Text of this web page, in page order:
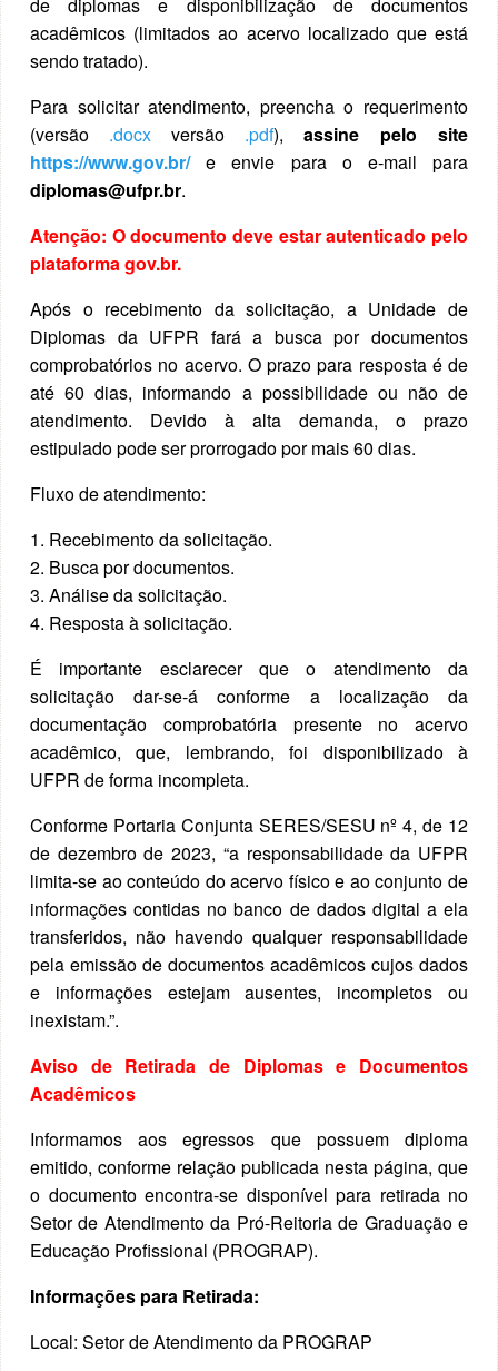
acadêmicos (limitados ao acervo localizado que está
sendo tratado).
Para solicitar atendimento, preencha o requerimento
(versão .docx versão .pdf), assine pelo site
https://www.gov.br/e envie para o e-mail para
diplomas@ufpr.br.
Atenção: O documento deve estar autenticado pelo
plataforma gov.br.
Após o recebimento da solicitação, a Unidade de
Diplomas da UFPR fará a busca por documentos
comprobatórios no acervo. O prazo para resposta é de
até 60 dias, informando a possibilidade ou não de
atendimento. Devido à alta demanda, o prazo
estipulado pode ser prorrogado por mais 60 dias.
Fluxo de atendimento:
1. Recebimento da solicitação.
2. Busca por documentos.
3. Análise da solicitação.
4. Resposta à solicitação.
É importante esclarecer que o atendimento da
solicitação dar-se-á conforme a localização da
documentação comprobatória presente no acervo
acadêmico, que, lembrando, foi disponibilizado à
UFPR de forma incompleta.
Conforme Portaria Conjunta SERES/SESU nº 4, de 12
de dezembro de 2023, “a responsabilidade da UFPR
limita-se ao conteúdo do acervo físico e ao conjunto de
informações contidas no banco de dados digital a ela
transferidos, não havendo qualquer responsabilidade
pela emissão de documentos acadêmicos cujos dados
e informações estejam ausentes, incompletos ou
inexistam.”.
Aviso de Retirada de Diplomas e Documentos
Acadêmicos
Informamos aos egressos que possuem diploma
emitido, conforme relação publicada nesta página, que
o documento encontra-se disponível para retirada no
Setor de Atendimento da Pró-Reitoria de Graduação e
Educação Profissional (PROGRAP).
Informações para Retirada:
Local: Setor de Atendimento da PROGRAP